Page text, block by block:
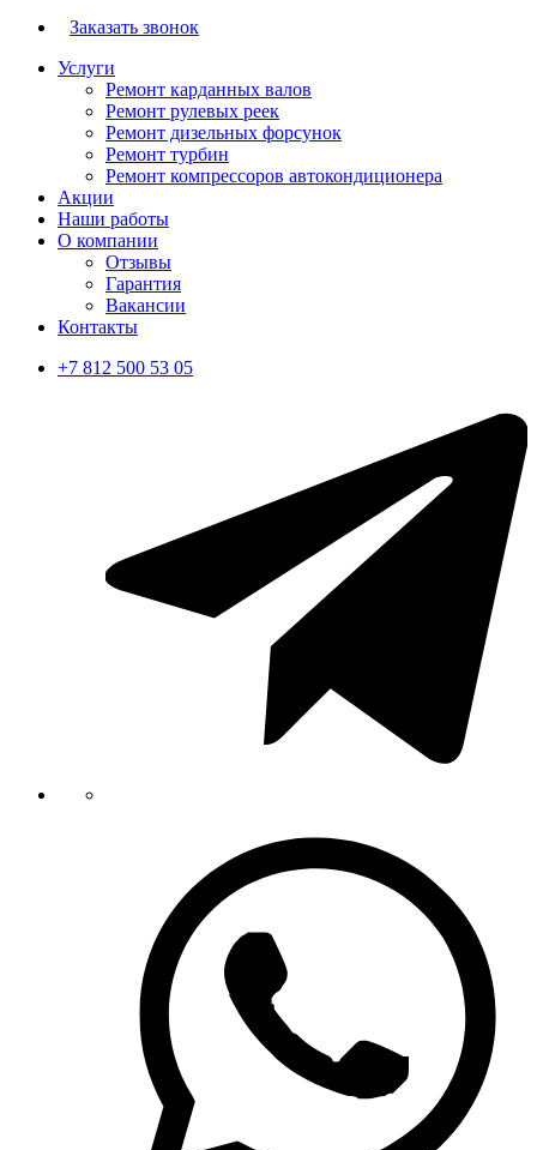
Заказать звонок
Услуги
Ремонт карданных валов
Ремонт рулевых реек
Ремонт дизельных форсунок
Ремонт турбин
Ремонт компрессоров автокондиционера
Акции
Наши работы
О компании
Отзывы
Гарантия
Вакансии
Контакты
+7 812 500 53 05